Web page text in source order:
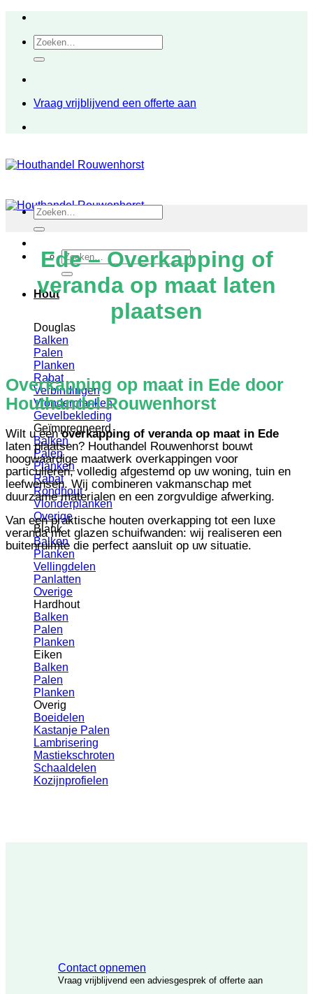
inhoudZoeken
naar:
Vraag vrijblijvend een offerte aan
Zoeken
naar:
Hout
Douglas
Balken
Palen
Planken
Rabat
Verbindingen
Vlonderplanken
Gevelbekleding
Geïmpregneerd
Balken
Palen
Planken
Rabat
Rondhout
Vlonderplanken
Overige
Blank
Balken
Planken
Vellingdelen
Panlatten
Overige
Hardhout
Balken
Palen
Planken
Eiken
Balken
Palen
Planken
Overig
Boeidelen
Kastanje Palen
Lambrisering
Mastiekschroten
Schaaldelen
Kozijnprofielen
Contact opnemen
Vraag vrijblijvend een adviesgesprek of offerte aan
Zoeken
naar:
Ede – Overkapping of
veranda op maat laten
plaatsen
Overkapping op maat in Ede door
Houthandel Rouwenhorst
Wilt u eenoverkapping of veranda op maat in Ede
laten plaatsen? Houthandel Rouwenhorst bouwt
hoogwaardige maatwerk overkappingen voor
particulieren, volledig afgestemd op uw woning, tuin en
leefwensen. Wij combineren vakmanschap met
duurzame materialen en een zorgvuldige afwerking.
Van een praktische houten overkapping tot een luxe
veranda met glazen schuifwanden: wij realiseren een
buitenruimte die perfect aansluit op uw situatie.